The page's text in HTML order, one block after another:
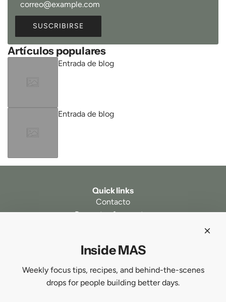
SUSCRIBIRSE
Artículos populares
Entrada de blog
Entrada de blog
Quick links
Contacto
Preguntas frecuentes
Newsletter
Be the first to know about our biggest and best sales.
Inside MAS
Weekly focus tips, recipes, and behind-the-scenes
drops for people building better days.